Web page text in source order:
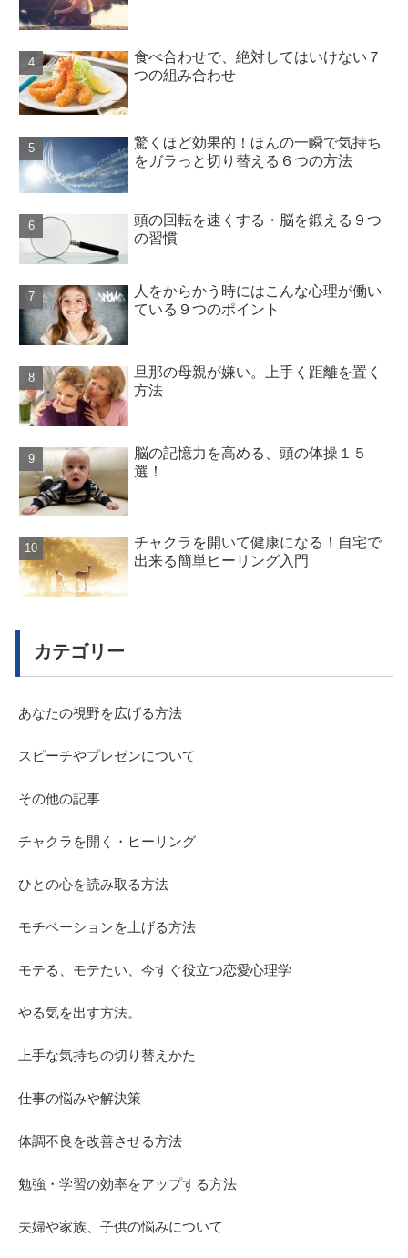
食べ合わせで、絶対してはいけない７
つの組み合わせ
驚くほど効果的！ほんの一瞬で気持ち
をガラっと切り替える６つの方法
頭の回転を速くする・脳を鍛える９つ
の習慣
人をからかう時にはこんな心理が働い
ている９つのポイント
旦那の母親が嫌い。上手く距離を置く
方法
脳の記憶力を高める、頭の体操１５
選！
チャクラを開いて健康になる！自宅で
出来る簡単ヒーリング入門
カテゴリー
あなたの視野を広げる方法
スピーチやプレゼンについて
その他の記事
チャクラを開く・ヒーリング
ひとの心を読み取る方法
モチベーションを上げる方法
モテる、モテたい、今すぐ役立つ恋愛心理学
やる気を出す方法。
上手な気持ちの切り替えかた
仕事の悩みや解決策
体調不良を改善させる方法
勉強・学習の効率をアップする方法
夫婦や家族、子供の悩みについて